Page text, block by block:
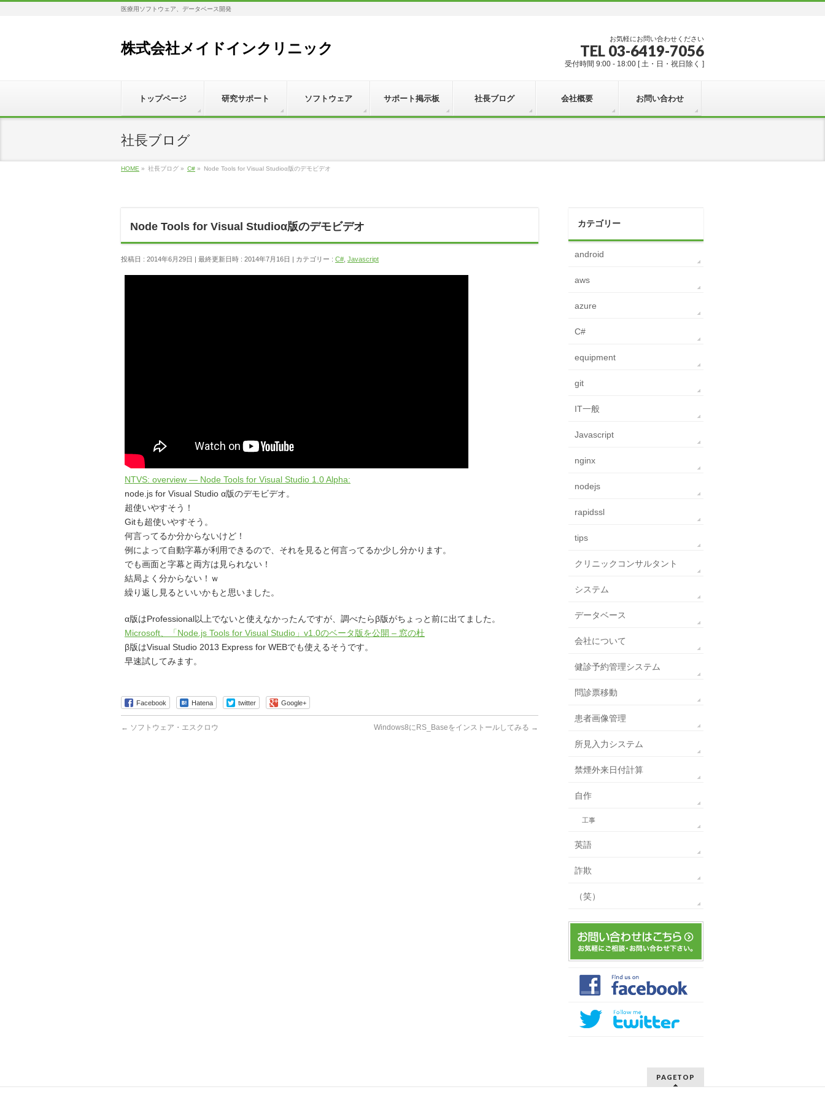
医療用ソフトウェア、データベース開発
株式会社メイドインクリニック
お気軽にお問い合わせください
TEL 03-6419-7056
受付時間 9:00 - 18:00 [ 土・日・祝日除く ]
トップページ 研究サポート ソフトウェア サポート掲示板 社長ブログ 会社概要 お問い合わせ
社長ブログ
HOME » 社長ブログ » C# » Node Tools for Visual Studioα版のデモビデオ
Node Tools for Visual Studioα版のデモビデオ
投稿日 : 2014年6月29日 最終更新日時 : 2014年7月16日 カテゴリー : C# Javascript
NTVS: overview — Node Tools for Visual Studio 1.0 Alpha:
node.js for Visual Studio α版のデモビデオ。
超使いやすそう！
Gitも超使いやすそう。
何言ってるか分からないけど！
例によって自動字幕が利用できるので、それを見ると何言ってるか少し分かります。
でも画面と字幕と両方は見られない！
結局よく分からない！ｗ
繰り返し見るといいかもと思いました。
α版はProfessional以上でないと使えなかったんですが、調べたらβ版がちょっと前に出てました。
Microsoft、「Node.js Tools for Visual Studio」v1.0のベータ版を公開 – 窓の杜
β版はVisual Studio 2013 Express for WEBでも使えるそうです。
早速試してみます。
Facebook Hatena twitter Google+
← ソフトウェア・エスクロウ Windows8にRS_Baseをインストールしてみる →
カテゴリー
android
aws
azure
C#
equipment
git
IT一般
Javascript
nginx
nodejs
rapidssl
tips
クリニックコンサルタント
システム
データベース
会社について
健診予約管理システム
問診票移動
患者画像管理
所見入力システム
禁煙外来日付計算
自作
工事
英語
詐欺
（笑）
PAGETOP